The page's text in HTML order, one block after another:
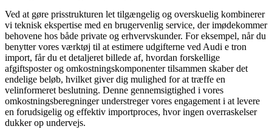
Ved at gøre prisstrukturen let tilgængelig og overskuelig kombinerer
vi teknisk ekspertise med en brugervenlig service, der imødekommer
behovene hos både private og erhvervskunder. For eksempel, når du
benytter vores værktøj til at estimere udgifterne ved Audi e tron
import, får du et detaljeret billede af, hvordan forskellige
afgiftsposter og omkostningskomponenter tilsammen skaber det
endelige beløb, hvilket giver dig mulighed for at træffe en
velinformeret beslutning. Denne gennemsigtighed i vores
omkostningsberegninger understreger vores engagement i at levere
en forudsigelig og effektiv importproces, hvor ingen overraskelser
dukker op undervejs.